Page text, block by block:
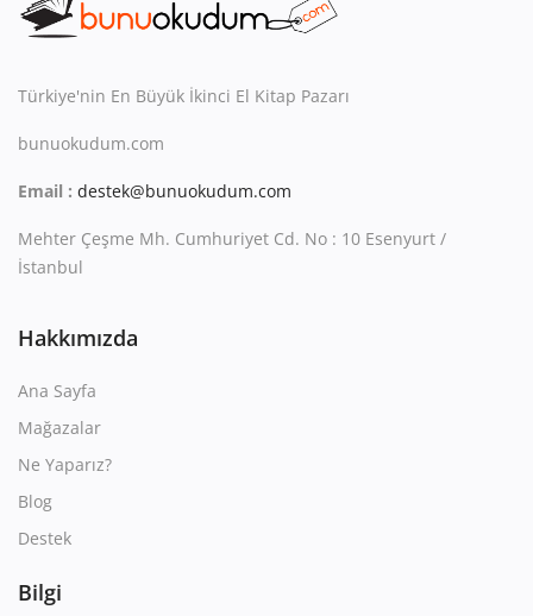
Kitaplığım
İletişim
TRY (₺)
Türkiye'nin En Büyük İkinci El Kitap Pazarı
bunuokudum.com
Email : destek@bunuokudum.com
Mehter Çeşme Mh. Cumhuriyet Cd. No : 10 Esenyurt /
İstanbul
Hakkımızda
Ana Sayfa
Mağazalar
Ne Yaparız?
Blog
Destek
Bilgi